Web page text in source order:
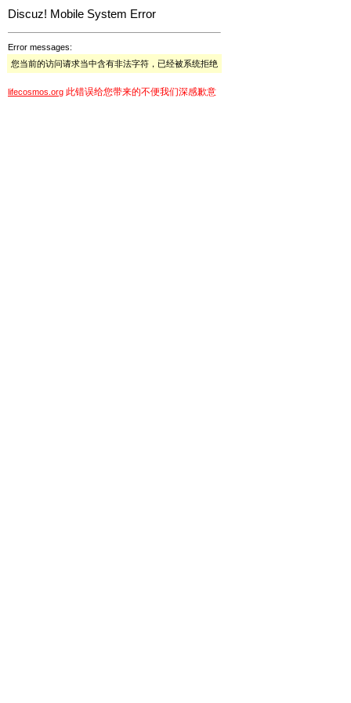
Discuz! Mobile System Error
Error messages:
您当前的访问请求当中含有非法字符，已经被系统拒绝
lifecosmos.org 此错误给您带来的不便我们深感歉意